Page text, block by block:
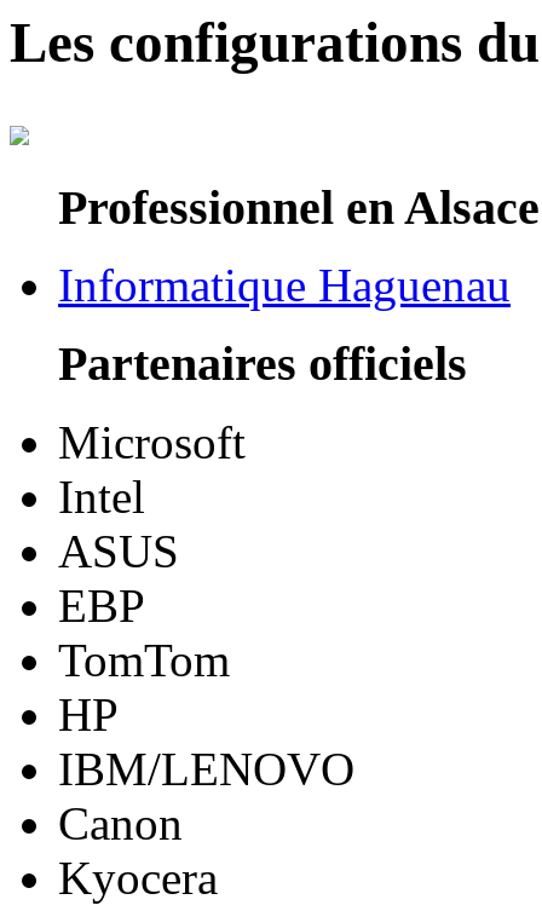
Les configurations
Professionnel en Alsace
Informatique Haguenau
Partenaires officiels
Microsoft
Intel
ASUS
EBP
TomTom
HP
IBM/LENOVO
Canon
Kyocera